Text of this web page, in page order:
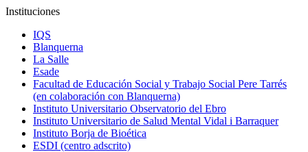
Instituciones
IQS
Blanquerna
La Salle
Esade
Facultad de Educación Social y Trabajo Social Pere Tarrés
(en colaboración con Blanquerna)
Instituto Universitario Observatorio del Ebro
Instituto Universitario de Salud Mental Vidal i Barraquer
Instituto Borja de Bioética
ESDI (centro adscrito)